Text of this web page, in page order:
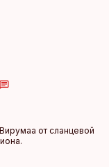
от сланцевой